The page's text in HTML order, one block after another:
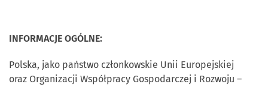
INFORMACJE OGÓLNE:
Polska, jako państwo członkowskie Unii Europejskiej
oraz Organizacji Współpracy Gospodarczej i Rozwoju –